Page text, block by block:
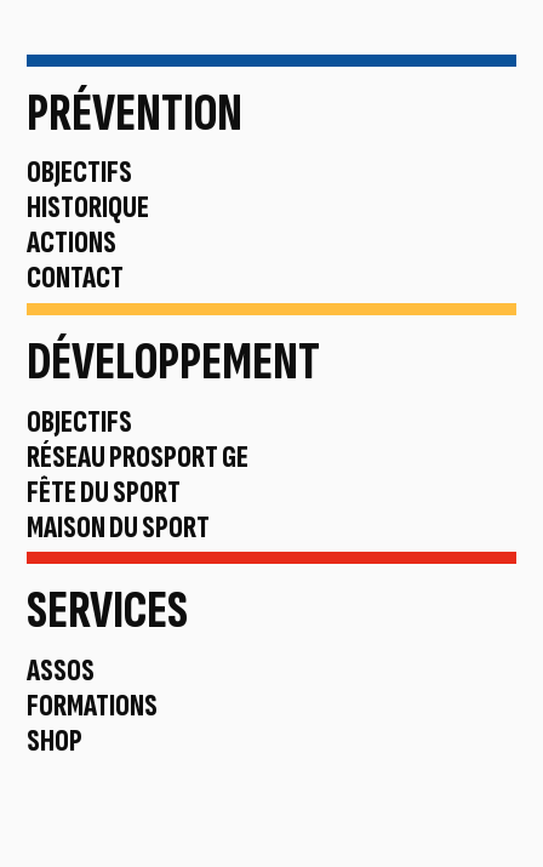
PRÉVENTION
OBJECTIFS →
HISTORIQUE →
ACTIONS →
CONTACT →
DÉVELOPPEMENT
OBJECTIFS →
RÉSEAU PROSPORT GE →
FÊTE DU SPORT →
MAISON DU SPORT →
SERVICES
ASSOS →
FORMATIONS →
SHOP →